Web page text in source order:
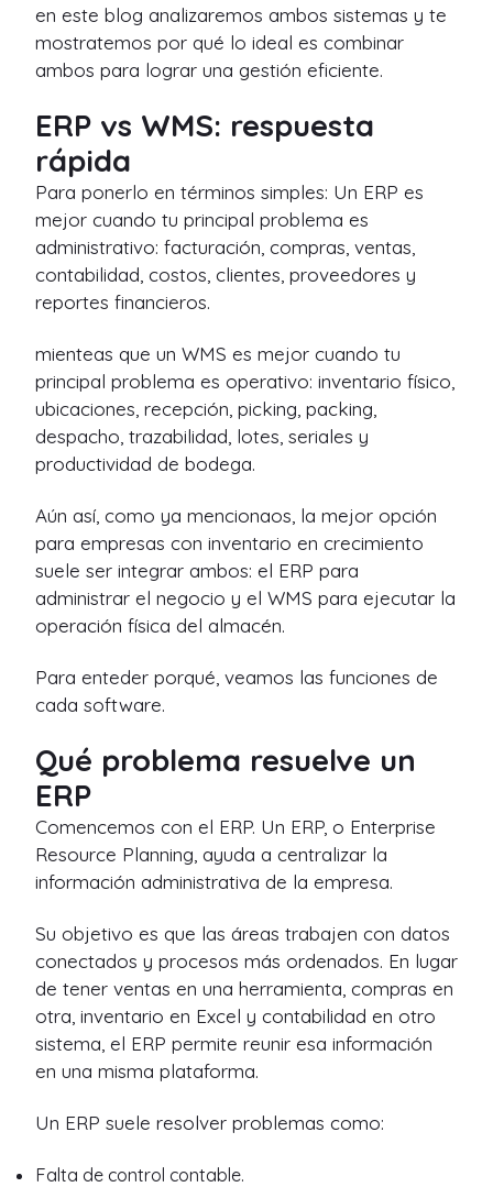
en este blog analizaremos ambos sistemas y te
mostratemos por qué lo ideal es combinar
ambos para lograr una gestión eficiente.
ERP vs WMS: respuesta
rápida
Para ponerlo en términos simples: Un ERP es
mejor cuando tu principal problema es
administrativo: facturación, compras, ventas,
contabilidad, costos, clientes, proveedores y
reportes financieros.
mienteas que un WMS es mejor cuando tu
principal problema es operativo: inventario físico,
ubicaciones, recepción, picking, packing,
despacho, trazabilidad, lotes, seriales y
productividad de bodega.
Aún así, como ya mencionaos, la mejor opción
para empresas con inventario en crecimiento
suele ser integrar ambos: el ERP para
administrar el negocio y el WMS para ejecutar la
operación física del almacén.
Para enteder porqué, veamos las funciones de
cada software.
Qué problema resuelve un
ERP
Comencemos con el ERP. Un ERP, o Enterprise
Resource Planning, ayuda a centralizar la
información administrativa de la empresa.
Su objetivo es que las áreas trabajen con datos
conectados y procesos más ordenados. En lugar
de tener ventas en una herramienta, compras en
otra, inventario en Excel y contabilidad en otro
sistema, el ERP permite reunir esa información
en una misma plataforma.
Un ERP suele resolver problemas como:
Falta de control contable.